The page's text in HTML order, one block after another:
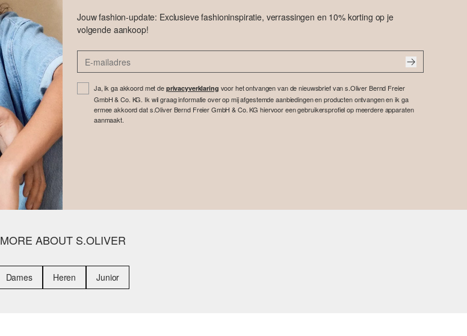
Jouw fashion-update: Exclusieve fashioninspiratie, verrassingen en 10% korting op je
volgende aankoop!
Ja, ik ga akkoord met de privacyverklaring voor het ontvangen van de nieuwsbrief van s.Oliver Bernd Freier
GmbH & Co. KG. Ik wil graag informatie over op mij afgestemde aanbiedingen en producten ontvangen en ik ga
ermee akkoord dat s.Oliver Bernd Freier GmbH & Co. KG hiervoor een gebruikersprofiel op meerdere apparaten
aanmaakt.
MORE ABOUT S.OLIVER
Dames Heren Junior